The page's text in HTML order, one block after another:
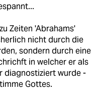
Zeiten 'Abrahams'
nicht durch die
sondern durch eine
in welcher er als
diagnostiziert wurde -
Gottes.